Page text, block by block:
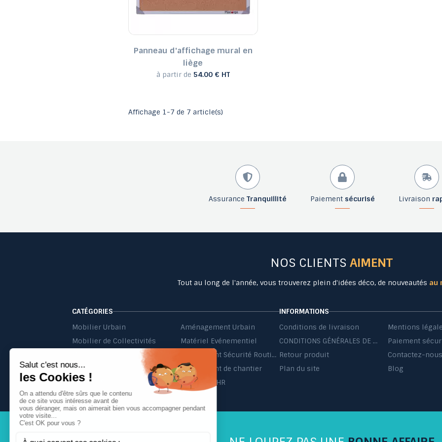
Panneau d'affichage mural en
liège
à partir de 54.00 € HT
Affichage 1-7 de 7 article(s)
Assurance Tranquillité Paiement sécurisé Livraison
NOS CLIENTS AIMENT
Tout au long de l'année, vous trouverez plein d'idées déco, de nouveautés au
CATÉGORIES
Mobilier Urbain
Aménagement Urbain
Mobilier de Collectivités
Matériel Evénementiel
Equipement Sécurité Routière
Jeu Extérieur de Collectivités
Equipement de chantier
Probbax®
Mobilier CHR
INFORMATIONS
Conditions de livraison
Mentions
CONDITIONS GÉNÉRALES DE VENTE ET DE PRESTATIONS DE SERVICES
Paiement
Retour produit
Contactez-nous
Plan du site
Blog